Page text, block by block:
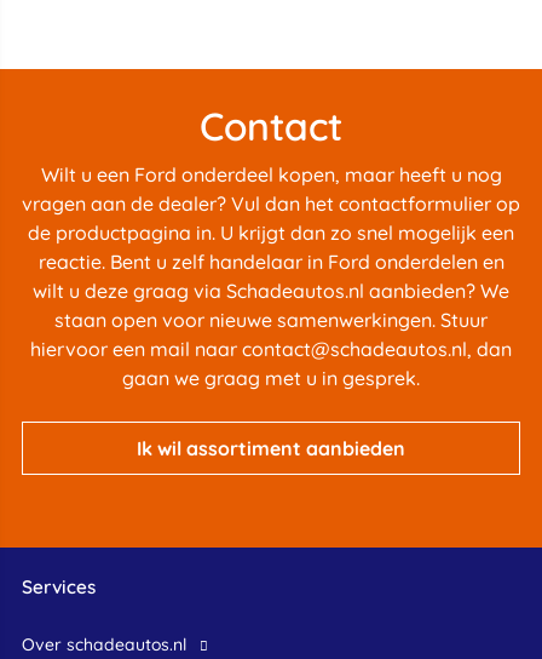
Contact
Wilt u een Ford onderdeel kopen, maar heeft u nog
vragen aan de dealer? Vul dan het contactformulier op
de productpagina in. U krijgt dan zo snel mogelijk een
reactie. Bent u zelf handelaar in Ford onderdelen en
wilt u deze graag via Schadeautos.nl aanbieden? We
staan open voor nieuwe samenwerkingen. Stuur
hiervoor een mail naar contact@schadeautos.nl, dan
gaan we graag met u in gesprek.
Ik wil assortiment aanbieden
Services
Over schadeautos.nl